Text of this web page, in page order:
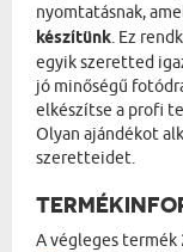
nyomtatásnak,
készítünk. Ez
egyik szeretted
jó minőségű
elkészítse a profi
Olyan ajándékot
szeretteidet.
A végleges termék